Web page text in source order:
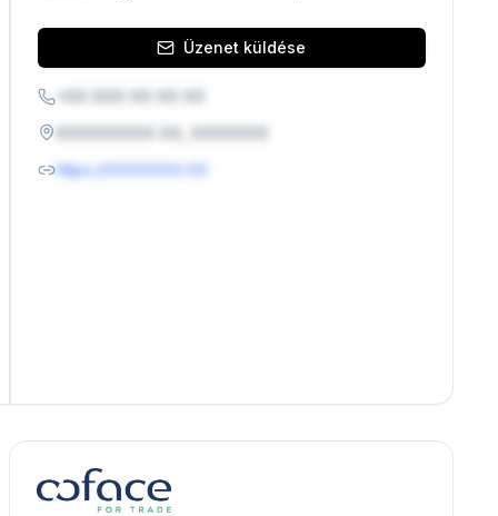
Üzenet küldése
+XX XXX XX XX XX
https://XXXXXXX.XX